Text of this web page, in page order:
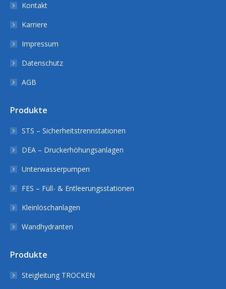
Kontakt
Karriere
Impressum
Datenschutz
AGB
Produkte
STS – Sicherheitstrennstationen
DEA – Druckerhöhungsanlagen
Unterwasserpumpen
FES – Füll- & Entleerungsstationen
Kleinlöschanlagen
Wandhydranten
Produkte
Steigleitung TROCKEN